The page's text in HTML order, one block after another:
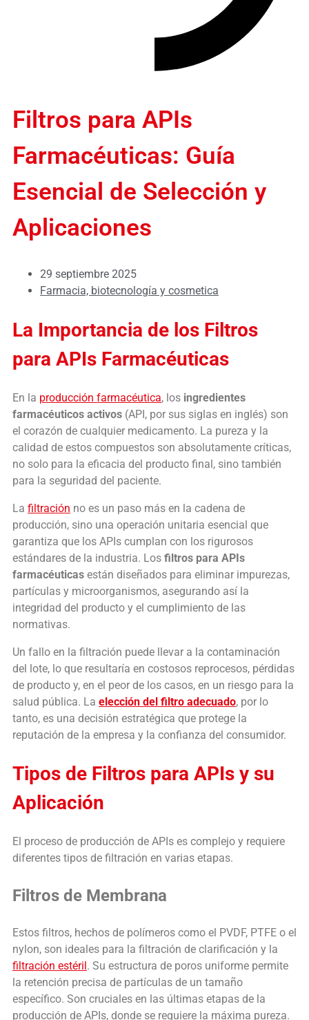
Filtros para APIs
Farmacéuticas: Guía
Esencial de Selección y
Aplicaciones
29 septiembre 2025
Farmacia, biotecnología y cosmetica
La Importancia de los Filtros
para APIs Farmacéuticas
En la producción farmacéutica, los ingredientes
farmacéuticos activos (API, por sus siglas en inglés) son
el corazón de cualquier medicamento. La pureza y la
calidad de estos compuestos son absolutamente críticas,
no solo para la eficacia del producto final, sino también
para la seguridad del paciente.
La filtración no es un paso más en la cadena de
producción, sino una operación unitaria esencial que
garantiza que los APIs cumplan con los rigurosos
estándares de la industria. Los filtros para APIs
farmacéuticas están diseñados para eliminar impurezas,
partículas y microorganismos, asegurando así la
integridad del producto y el cumplimiento de las
normativas.
Un fallo en la filtración puede llevar a la contaminación
del lote, lo que resultaría en costosos reprocesos, pérdidas
de producto y, en el peor de los casos, en un riesgo para la
salud pública. La elección del filtro adecuado, por lo
tanto, es una decisión estratégica que protege la
reputación de la empresa y la confianza del consumidor.
Tipos de Filtros para APIs y su
Aplicación
El proceso de producción de APIs es complejo y requiere
diferentes tipos de filtración en varias etapas.
Filtros de Membrana
Estos filtros, hechos de polímeros como el PVDF, PTFE o el
nylon, son ideales para la filtración de clarificación y la
filtración estéril . Su estructura de poros uniforme permite
la retención precisa de partículas de un tamaño
específico. Son cruciales en las últimas etapas de la
producción de APIs, donde se requiere la máxima pureza.